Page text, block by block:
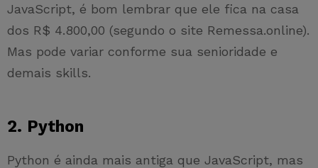
JavaScript, é bom lembrar que ele fica na casa
dos R$ 4.800,00 (segundo o site Remessa.online).
Mas pode variar conforme sua senioridade e
demais skills.
2. Python
Python é ainda mais antiga que JavaScript, mas